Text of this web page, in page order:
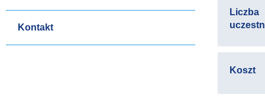
Kontakt
Liczba
Koszt